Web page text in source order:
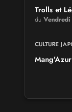
Trolls et
du
CULTURE
Mang'Azur